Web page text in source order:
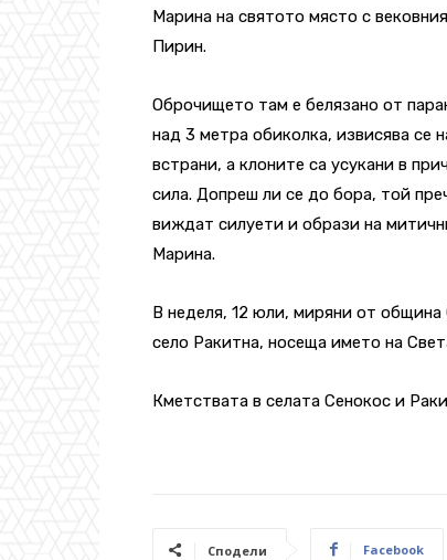
Марина на святото място с
Пирин.
Оброчището там е белязано от
над 3 метра обиколка, извисява се
встрани, а клоните са усукани в
сила. Допреш ли се до бора, той
виждат силуети и образи на
Марина.
В неделя, 12 юли, миряни от
село Ракитна, носеща името на
Кметствата в селата Сенокос и
Сподели Facebook